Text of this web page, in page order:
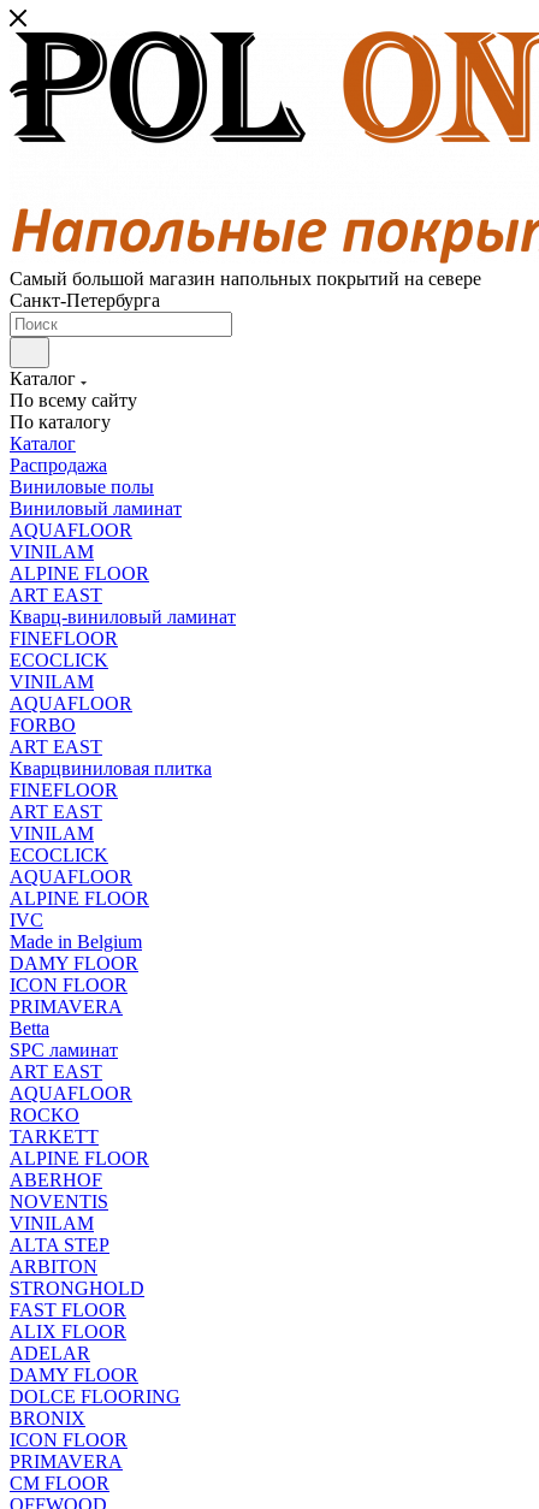
Самый большой магазин напольных покрытий на севере
Санкт-Петербурга
Каталог
По всему сайту
По каталогу
Каталог
Распродажа
Виниловые полы
Виниловый ламинат
AQUAFLOOR
VINILAM
ALPINE FLOOR
ART EAST
Кварц-виниловый ламинат
FINEFLOOR
ECOCLICK
VINILAM
AQUAFLOOR
FORBO
ART EAST
Кварцвиниловая плитка
FINEFLOOR
ART EAST
VINILAM
ECOCLICK
AQUAFLOOR
ALPINE FLOOR
IVC
Made in Belgium
DAMY FLOOR
ICON FLOOR
PRIMAVERA
Betta
SPC ламинат
ART EAST
AQUAFLOOR
ROCKO
TARKETT
ALPINE FLOOR
ABERHOF
NOVENTIS
VINILAM
ALTA STEP
ARBITON
STRONGHOLD
FAST FLOOR
ALIX FLOOR
ADELAR
DAMY FLOOR
DOLCE FLOORING
BRONIX
ICON FLOOR
PRIMAVERA
CM FLOOR
OFFWOOD